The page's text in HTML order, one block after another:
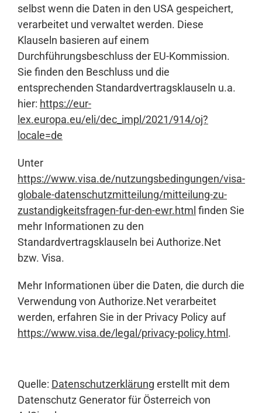
selbst wenn die Daten in den USA gespeichert,
verarbeitet und verwaltet werden. Diese
Klauseln basieren auf einem
Durchführungsbeschluss der EU-Kommission.
Sie finden den Beschluss und die
entsprechenden Standardvertragsklauseln u.a.
hier: https://eur-
lex.europa.eu/eli/dec_impl/2021/914/oj?
locale=de
Unter
https://www.visa.de/nutzungsbedingungen/visa-
globale-datenschutzmitteilung/mitteilung-zu-
zustandigkeitsfragen-fur-den-ewr.html finden Sie
mehr Informationen zu den
Standardvertragsklauseln bei Authorize.Net
bzw. Visa.
Mehr Informationen über die Daten, die durch die
Verwendung von Authorize.Net verarbeitet
werden, erfahren Sie in der Privacy Policy auf
https://www.visa.de/legal/privacy-policy.html .
Quelle: Datenschutzerklärung erstellt mit dem
Datenschutz Generator für Österreich von